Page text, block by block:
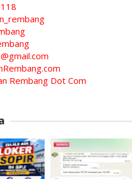
Rembang Dot Com